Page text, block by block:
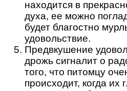
находится в
духа, ее можно
будет благостно
удовольствие.
Предвкушение
дрожь сигналит о
того, что питомцу
происходит, когда их